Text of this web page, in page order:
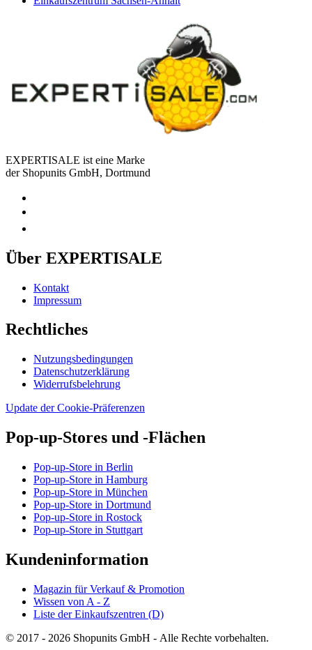
EXPERTISALE ist eine Marke
der Shopunits GmbH, Dortmund
Über EXPERTISALE
Kontakt
Impressum
Rechtliches
Nutzungsbedingungen
Datenschutzerklärung
Widerrufsbelehrung
Update der Cookie-Präferenzen
Pop-up-Stores und -Flächen
Pop-up-Store in Berlin
Pop-up-Store in Hamburg
Pop-up-Store in München
Pop-up-Store in Dortmund
Pop-up-Store in Rostock
Pop-up-Store in Stuttgart
Kundeninformation
Magazin für Verkauf & Promotion
Wissen von A - Z
Liste der Einkaufszentren (D)
© 2017 - 2026 Shopunits GmbH - Alle Rechte vorbehalten.